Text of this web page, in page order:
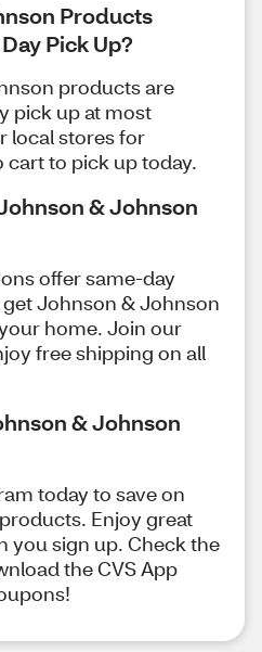
Products
Pick Up?
products are
pick up at most
local stores for
cart to pick up today.
& Johnson
offer same-day
Johnson & Johnson
home. Join our
free shipping on all
& Johnson
today to save on
Enjoy great
you sign up. Check the
the CVS App